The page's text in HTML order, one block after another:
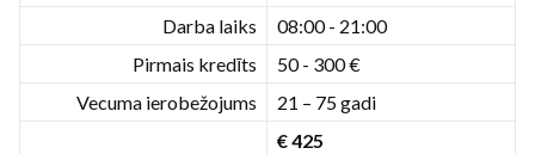
Darba laiks
08:00 - 21:00
Pirmais kredīts
50 - 300 €
Vecuma ierobežojums
21 – 75 gadi
€ 425